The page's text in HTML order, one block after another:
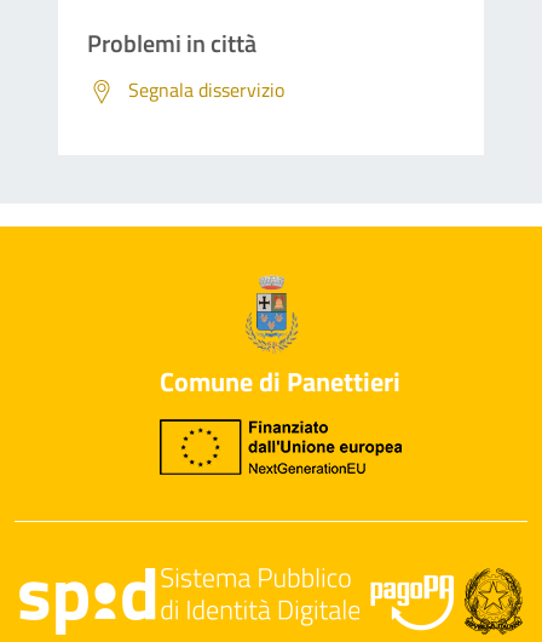
Problemi in città
Segnala disservizio
Comune di Panettieri